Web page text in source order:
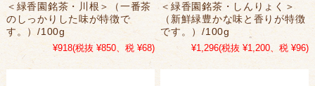
＜緑香園銘茶・川根＞（一番茶
のしっかりした味が特徴で
す。）/100g
¥918(税抜 ¥850、税 ¥68)
＜緑香園銘茶・しんりょく＞
（新鮮緑豊かな味と香りが特徴
です。）/100g
¥1,296(税抜 ¥1,200、税 ¥96)